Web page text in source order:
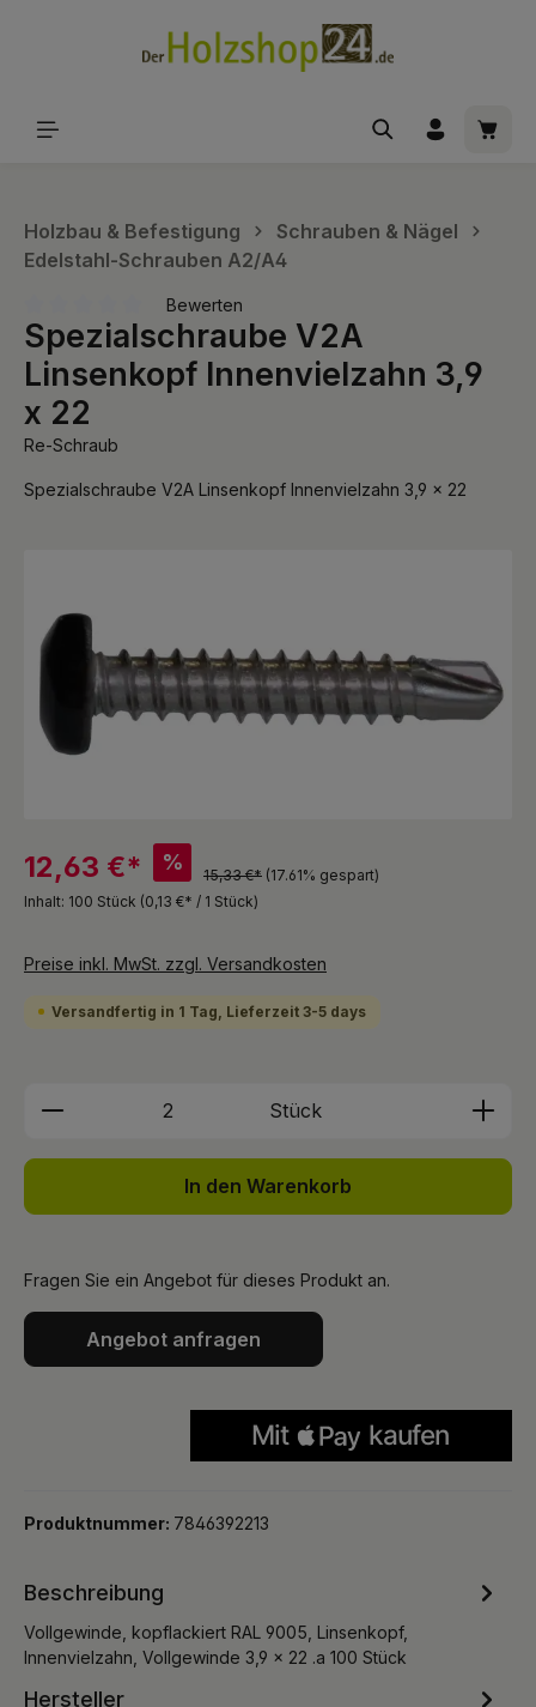
Holzbau & Befestigung
Schrauben & Nägel
Edelstahl-Schrauben A2/A4
Durchschnittliche Bewertung von 0 von 5 Sternen
Bewerten
Spezialschraube V2A
Linsenkopf Innenvielzahn 3,9
x 22
Re-Schraub
Spezialschraube V2A Linsenkopf Innenvielzahn 3,9 x 22
12,63 €* %
15,33 €* (17.61% gespart)
Inhalt: 100 Stück (0,13 €* / 1 Stück)
Preise inkl. MwSt. zzgl. Versandkosten
Versandfertig in 1 Tag, Lieferzeit 3-5 days
Produkt Anzahl: Gib den
Stück
In den Warenkorb
Fragen Sie ein Angebot für dieses Produkt an.
Angebot anfragen
Produktnummer: 7846392213
Beschreibung
Vollgewinde, kopflackiert RAL 9005, Linsenkopf,
Innenvielzahn, Vollgewinde 3,9 x 22 .a 100 Stück
Hersteller